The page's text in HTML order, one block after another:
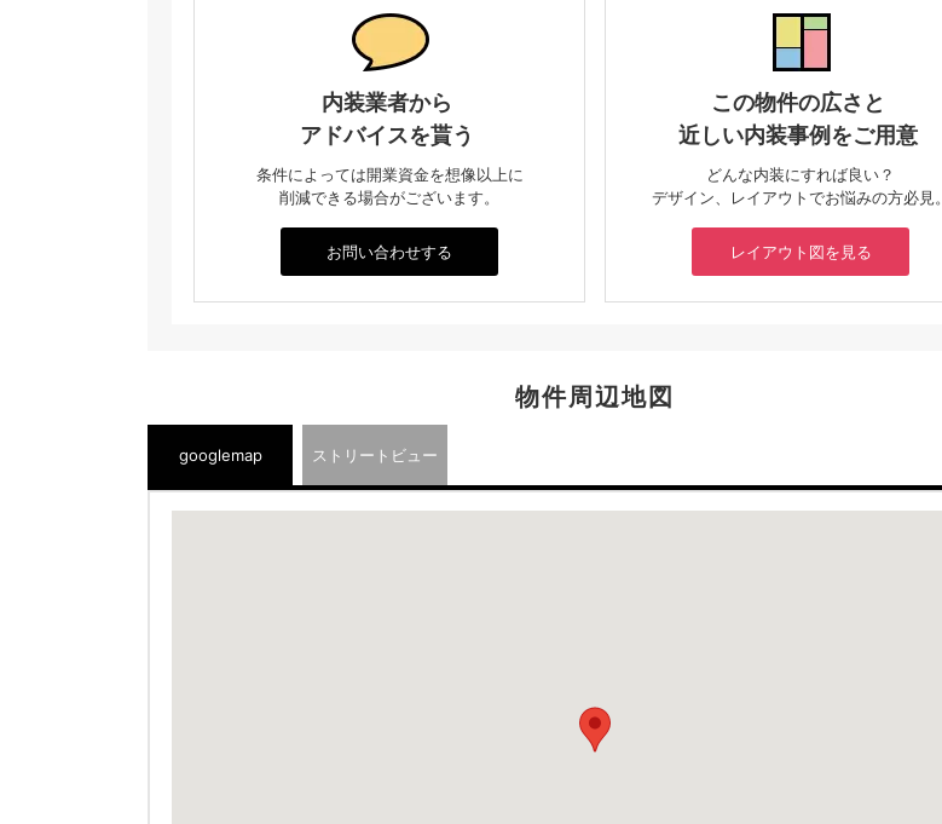
内装業者から
アドバイスを貰う
条件によっては開業資金を想像以上に
削減できる場合がございます。
お問い合わせする
この物件の広さと
近しい内装事例をご用意
どんな内装にすれば良い？
デザイン、レイアウトでお悩みの方必見。
レイアウト図を見る
物件周辺地図
googlemap ストリートビュー